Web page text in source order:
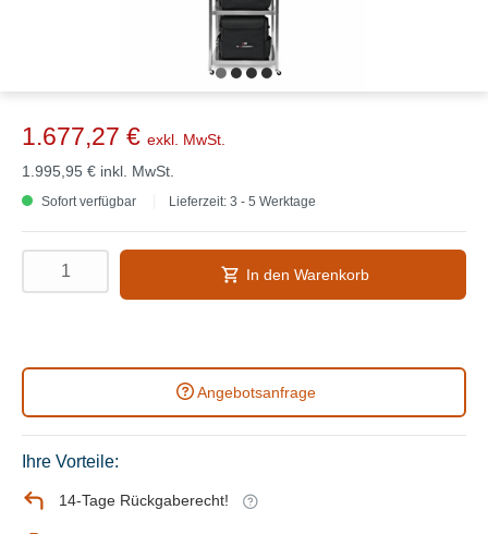
1.677,27 € exkl. MwSt.
1.995,95 € inkl. MwSt.
Sofort verfügbar Lieferzeit: 3 - 5 Werktage
In den Warenkorb
Angebotsanfrage
Ihre Vorteile:
14-Tage Rückgaberecht!